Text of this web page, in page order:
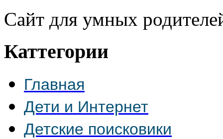
Сайт для умных
Каттегории
Главная
Дети и Интернет
Детские поисковики